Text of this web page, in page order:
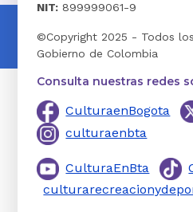
NIT: 899999061-9
©Copyright 2025 - Todos
Gobierno de Colombia
Consulta nuestras redes
CulturaenBogota
culturaenbta
CulturaEnBta